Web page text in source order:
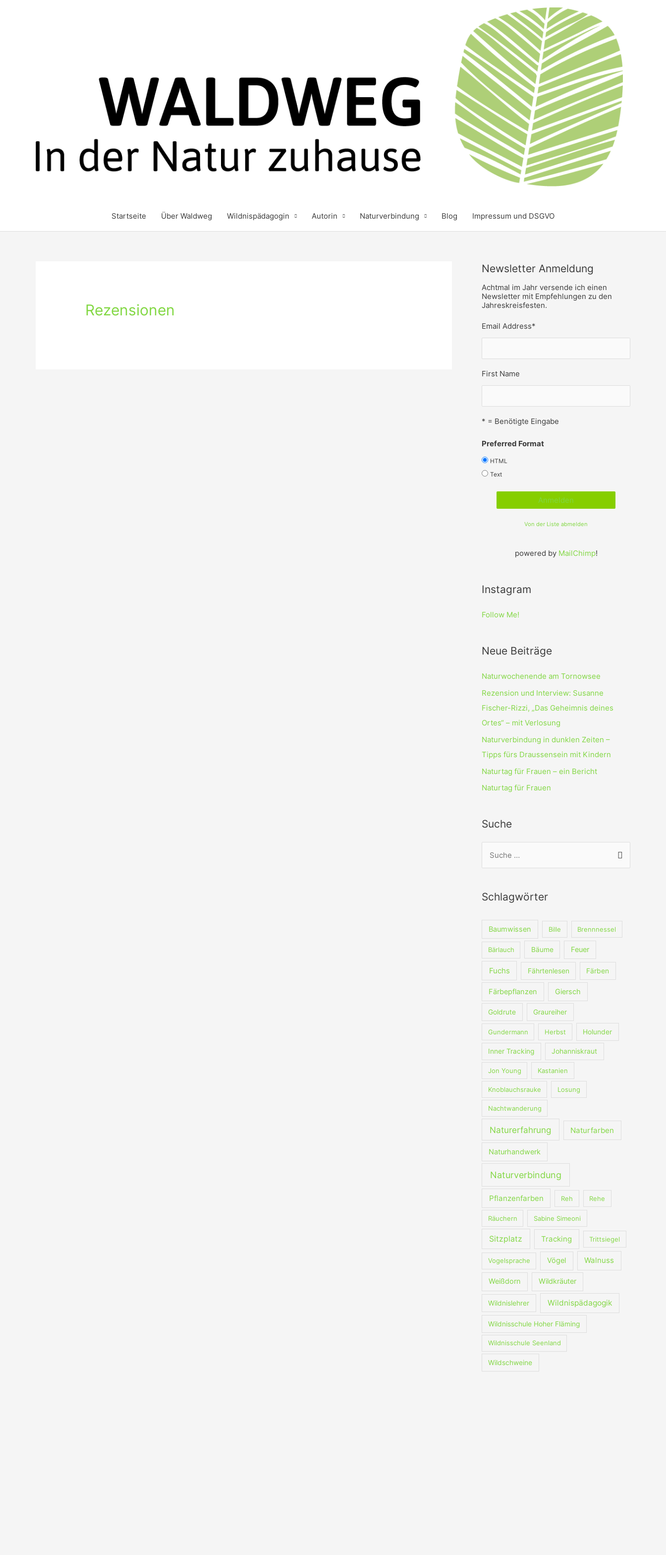
Startseite Über Waldweg Wildnispädagogin Autorin Naturverbindung Blog Impressum und DSGVO
Rezensionen
Newsletter Anmeldung
Achtmal im Jahr versende ich einen
Newsletter mit Empfehlungen zu den
Jahreskreisfesten.
Email Address*
First Name
* = Benötigte Eingabe
Preferred Format
HTML
Text
Von der Liste abmelden
powered by MailChimp!
Instagram
Follow Me!
Neue Beiträge
Naturwochenende am Tornowsee
Rezension und Interview: Susanne
Fischer-Rizzi, „Das Geheimnis deines
Ortes“ – mit Verlosung
Naturverbindung in dunklen Zeiten –
Tipps fürs Draussensein mit Kindern
Naturtag für Frauen – ein Bericht
Naturtag für Frauen
Suche
h
n
n
h
Schlagwörter
Baumwissen Bille Brennnessel
Bärlauch Bäume Feuer
Fuchs Fährtenlesen Färben
Färbepflanzen Giersch
Goldrute Graureiher
Gundermann Herbst Holunder
Inner Tracking Johanniskraut
Jon Young Kastanien
Knoblauchsrauke Losung
Nachtwanderung
Naturerfahrung Naturfarben
Naturhandwerk
Naturverbindung
Pflanzenfarben Reh Rehe
Räuchern Sabine Simeoni
Sitzplatz Tracking Trittsiegel
Vogelsprache Vögel Walnuss
Weißdorn Wildkräuter
Wildnislehrer Wildnispädagogik
Wildnisschule Hoher Fläming
Wildnisschule Seenland
Wildschweine